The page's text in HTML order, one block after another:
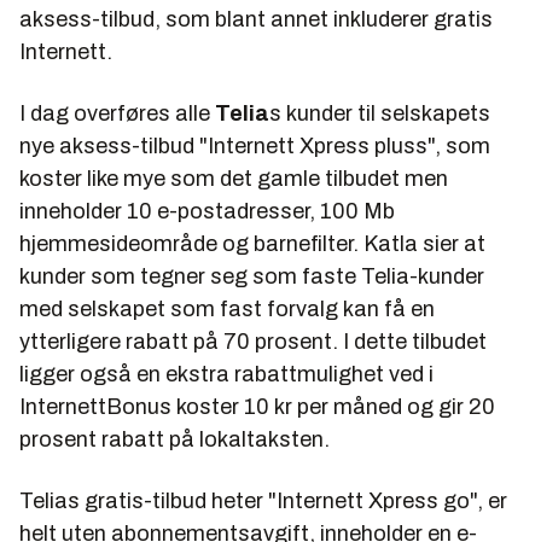
aksess-tilbud, som blant annet inkluderer gratis
Internett.
I dag overføres alle Telias kunder til selskapets
nye aksess-tilbud "Internett Xpress pluss", som
koster like mye som det gamle tilbudet men
inneholder 10 e-postadresser, 100 Mb
hjemmesideområde og barnefilter. Katla sier at
kunder som tegner seg som faste Telia-kunder
med selskapet som fast forvalg kan få en
ytterligere rabatt på 70 prosent. I dette tilbudet
ligger også en ekstra rabattmulighet ved i
InternettBonus koster 10 kr per måned og gir 20
prosent rabatt på lokaltaksten.
Telias gratis-tilbud heter "Internett Xpress go", er
helt uten abonnementsavgift, inneholder en e-